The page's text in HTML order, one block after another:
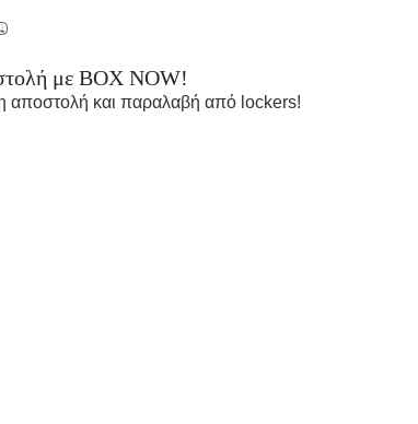
με BOX NOW!
αποστολή και παραλαβή από lockers!